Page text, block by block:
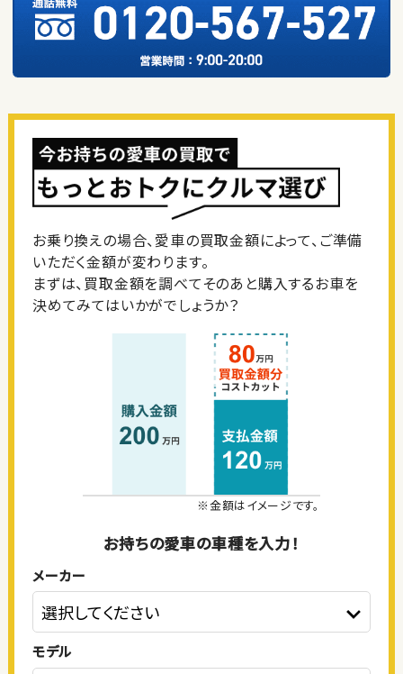
お乗り換えの場合、愛車の買取金額によって、ご準備
いただく金額が変わります。
まずは、買取金額を調べてそのあと購入するお車を
決めてみてはいかがでしょうか？
※金額はイメージです。
お持ちの愛車の車種を入力！
メーカー
モデル